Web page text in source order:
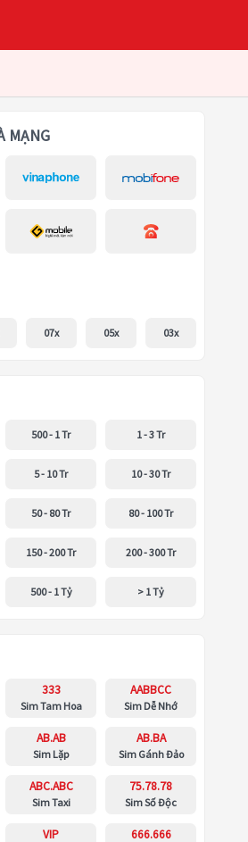
MẠNG
07x 05x 03x
500 - 1 Tr 1 - 3 Tr
5 - 10 Tr 10 - 30 Tr
50 - 80 Tr 80 - 100 Tr
150 - 200 Tr 200 - 300 Tr
500 - 1 Tỷ > 1 Tỷ
333
Sim Tam Hoa
AABBCC
Sim Dễ Nhớ
AB.AB
Sim Lặp
AB.BA
Sim Gánh Đảo
ABC.ABC
Sim Taxi
75.78.78
Sim Số Độc
VIP 666.666